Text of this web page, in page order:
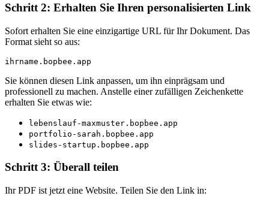
Schritt 2: Erhalten Sie Ihren personalisierten Link
Sofort erhalten Sie eine einzigartige URL für Ihr Dokument. Das
Format sieht so aus:
Sie können diesen Link anpassen, um ihn einprägsam und
professionell zu machen. Anstelle einer zufälligen Zeichenkette
erhalten Sie etwas wie:
lebenslauf-maxmuster.bopbee.app
portfolio-sarah.bopbee.app
slides-startup.bopbee.app
Schritt 3: Überall teilen
Ihr PDF ist jetzt eine Website. Teilen Sie den Link in: